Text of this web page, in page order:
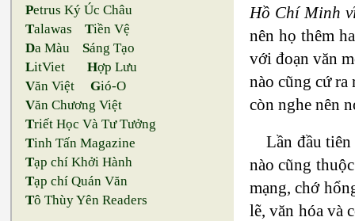
Petrus Ký Úc Châu
Talawas Tiền Vệ
Da Màu Sáng Tạo
LitViet Hợp Lưu
Văn Việt Gió-O
Văn Chương Việt
Triết Học Và Tư Tưởng
Tinh Tấn Magazine
Tạp chí Khởi Hành
Tạp chí Quán Văn
Tô Thùy Yên Readers
Hồ Chí Minh
nên họ thêm
với đoạn văn
nào cũng cứ
còn nghe nên
Lần đầu
nào cũng
mạng, chớ
lẽ, văn hóa và